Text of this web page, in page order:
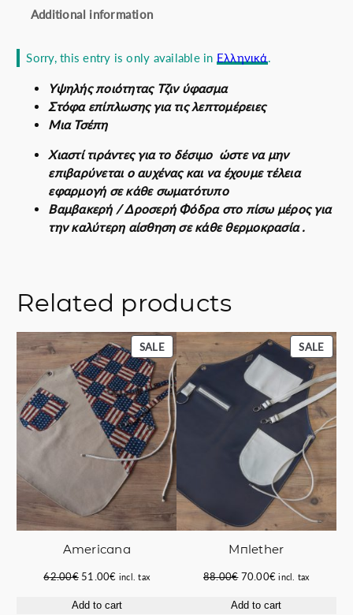
€
s
o
r
a
d
i
o
a
n
t
i
t
y
Additional information
Sorry, this entry is only available in Ελληνικά.
Υψηλής ποιότητας Τζιν ύφασμα
Στόφα επίπλωσης για τις λεπτομέρειες
Μια Τσέπη
Χιαστί τιράντες για το δέσιμο ώστε να μην
επιβαρύνεται ο αυχένας και να έχουμε τέλεια
εφαρμογή σε κάθε σωματότυπο
Βαμβακερή / Δροσερή Φόδρα στο πίσω μέρος για
την καλύτερη αίσθηση σε κάθε θερμοκρασία .
Related products
SALEPRODUCT
ON
SALE
Americana
62.00€ Original
was:
51.00€Current
is:
incl. tax
Add to cart
SALE
ON
SALE
Μπlether
88.00€ Original
was:
70.00€Current
is:
incl. tax
Add to cart